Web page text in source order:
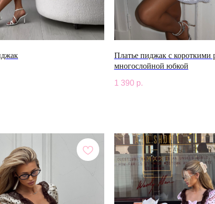
Платье пиджак с короткими
многослойной юбкой
1 390 р.